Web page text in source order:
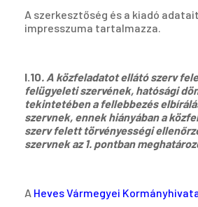
A szerkesztőség és a kiadó
impresszuma tartalmazza.
I.10. A közfeladatot ellátó szerv
felügyeleti szervének, hatósági
tekintetében a fellebbezés
szervnek, ennek hiányában a
szerv felett törvényességi
szervnek az 1. pontban
A Heves Vármegyei